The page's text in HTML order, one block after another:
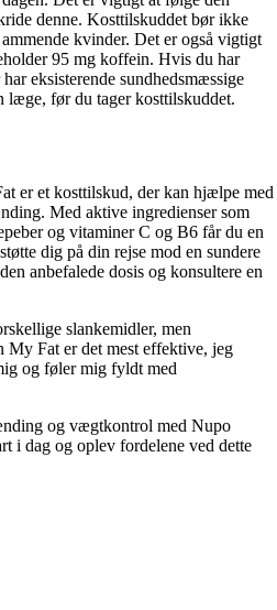
denne. Kosttilskuddet bør ikke
kvinder. Det er også vigtigt
95 mg koffein. Hvis du har
eksisterende sundhedsmæssige
læge, før du tager kosttilskuddet.
er et kosttilskud, der kan hjælpe med
Med aktive ingredienser som
og vitaminer C og B6 får du en
dig på din rejse mod en sundere
anbefalede dosis og konsultere en
slankemidler, men
Fat er det mest effektive, jeg
og føler mig fyldt med
og vægtkontrol med Nupo
i dag og oplev fordelene ved dette